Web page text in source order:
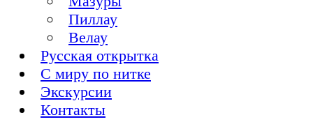
Пиллау
Велау
Русская открытка
С миру по нитке
Экскурсии
Контакты